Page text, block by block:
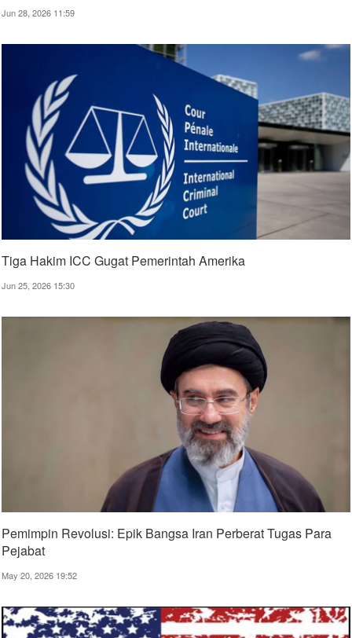
Jun 28, 2026 11:59
Tiga Hakim ICC Gugat Pemerintah Amerika
Jun 25, 2026 15:30
Pemimpin Revolusi: Epik Bangsa Iran Perberat Tugas Para
Pejabat
May 20, 2026 19:52